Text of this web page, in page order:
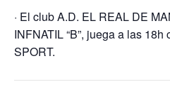
· El club A.D. EL REAL DE
INFNATIL “B”, juega a las
SPORT.